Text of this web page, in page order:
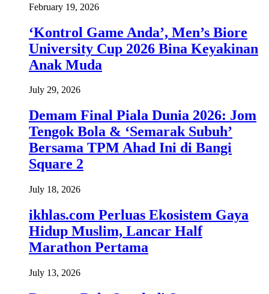
February 19, 2026
‘Kontrol Game Anda’, Men’s Biore
University Cup 2026 Bina Keyakinan
Anak Muda
July 29, 2026
Demam Final Piala Dunia 2026: Jom
Tengok Bola & ‘Semarak Subuh’
Bersama TPM Ahad Ini di Bangi
Square 2
July 18, 2026
ikhlas.com Perluas Ekosistem Gaya
Hidup Muslim, Lancar Half
Marathon Pertama
July 13, 2026